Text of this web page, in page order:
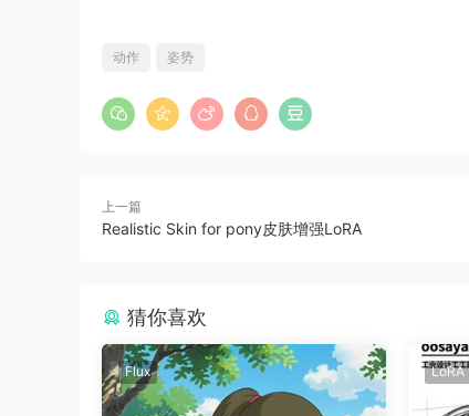
动作 姿势
上一篇
Realistic Skin for pony皮肤增强LoRA
猜你喜欢
Flux LoRA